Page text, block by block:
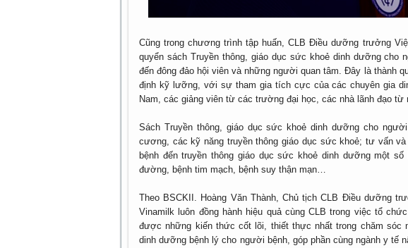
Cũng trong chương trình tập huấn, CLB Điều dưỡng trưởng
quyển sách Truyền thông, giáo dục sức khoẻ dinh dưỡng cho
đến đông đảo hội viên và những người quan tâm. Đây là thành
định kỹ lưỡng, với sự tham gia tích cực của các chuyên gia
Nam, các giảng viên từ các trường đại học, các nhà lãnh đạo từ
Sách Truyền thông, giáo dục sức khoẻ dinh dưỡng cho
cương, các kỹ năng truyền thông giáo dục sức khoẻ; tư vấn
bệnh đến truyền thông giáo dục sức khoẻ dinh dưỡng một
đường, bệnh tim mạch, bệnh suy thận mạn…
Theo BSCKII. Hoàng Văn Thành, Chủ tịch CLB Điều dưỡng
Vinamilk luôn đồng hành hiệu quả cùng CLB trong việc tổ
được những kiến thức cốt lõi, thiết thực nhất trong chăm sóc
dinh dưỡng bệnh lý cho người bệnh, góp phần cùng ngành y tế